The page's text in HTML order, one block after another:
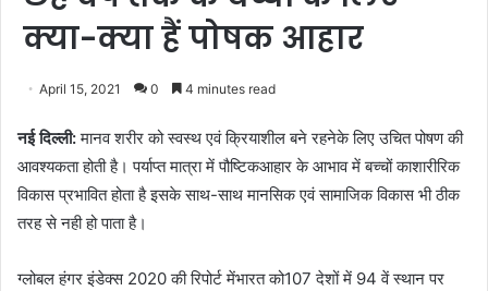
क्या-क्या हैं पोषक आहार
April 15, 2021 0 4 minutes read
नई दिल्ली:मानव शरीर को स्वस्थ एवं क्रियाशील बने रहनेके लिए उचित पोषण की
आवश्यकता होती है। पर्याप्त मात्रा में पौष्टिकआहार के आभाव में बच्चों काशारीरिक
विकास प्रभावित होता है इसके साथ-साथ मानसिक एवं सामाजिक विकास भी ठीक
तरह से नही हो पाता है।
ग्लोबल हंगर इंडेक्स 2020 की रिपोर्ट मेंभारत को107 देशों में 94 वें स्थान पर